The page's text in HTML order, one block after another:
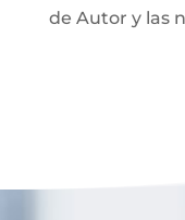
de Autor y las